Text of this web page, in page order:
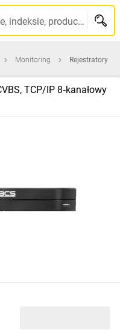
Szukaj po nazwie, indeksie, producencie, kodzie kreskowym...
Monitoring Rejestratory
TCP/IP 8‑kanałowy